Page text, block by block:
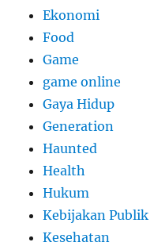
Ekonomi
Food
Game
game online
Gaya Hidup
Generation
Haunted
Health
Hukum
Kebijakan Publik
Kesehatan